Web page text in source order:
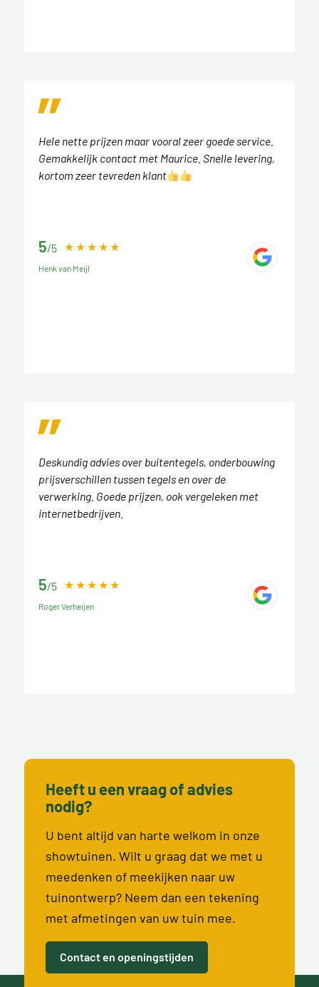
Hele nette prijzen maar vooral zeer goede service.
Gemakkelijk contact met Maurice. Snelle levering,
kortom zeer tevreden klant
5/5
Henk van Meijl
Deskundig advies over buitentegels, onderbouwing
prijsverschillen tussen tegels en over de
verwerking. Goede prijzen, ook vergeleken met
internetbedrijven.
5/5
Roger Verheijen
Heeft u een vraag of advies
nodig?
U bent altijd van harte welkom in onze
showtuinen. Wilt u graag dat we met u
meedenken of meekijken naar uw
tuinontwerp? Neem dan een tekening
met afmetingen van uw tuin mee.
Contact en openingstijden